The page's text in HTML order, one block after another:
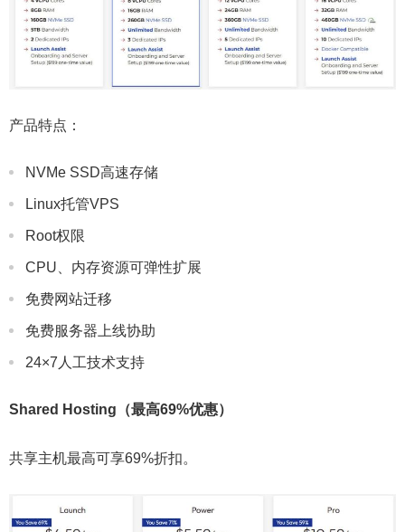
产品特点：
NVMe SSD高速存储
Linux托管VPS
Root权限
CPU、内存资源可弹性扩展
免费网站迁移
免费服务器上线协助
24×7人工技术支持
Shared Hosting（最高69%优惠）
共享主机最高可享69%折扣。